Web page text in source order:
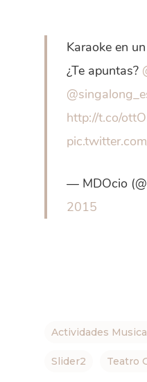
Karaoke en
¿Te apuntas?
http://t.co/
— MDOcio
2015
Actividades
Slider2 Teatro